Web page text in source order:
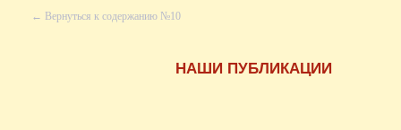
← Вернуться к содержанию №10
НАШИ ПУБЛИКАЦИИ